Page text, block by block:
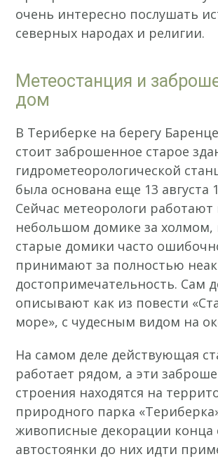
очень интересно послушать
северных народах и религии.
Метеостанция и
дом
В Териберке на берегу
стоит заброшенное старое
гидрометеорологической
была основана еще 13 августа
Сейчас метеорологи
небольшом домике за холмом,
старые домики часто
принимают за полностью
достопримечательность. Сам
описывают как из повести
море», с чудесным видом на
На самом деле действующая
работает рядом, а эти
строения находятся на
природного парка
живописные декорации конца
автостоянки до них идти